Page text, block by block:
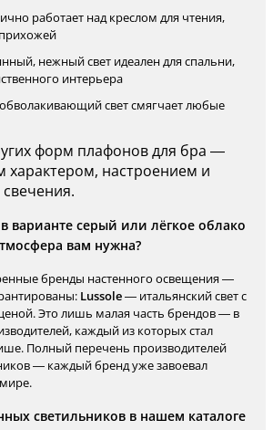
работает над креслом для чтения,
нежный свет идеален для спальни,
интерьера
свет смягчает любые
форм плафонов для бра —
характером, настроением и
варианте серый или лёгкое облако
вам нужна?
бренды настенного освещения —
Lussole— итальянский свет с
Это лишь малая часть брендов — в
каждый из которых стал
Полный перечень производителей
— каждый бренд уже завоевал
светильников в нашем каталоге